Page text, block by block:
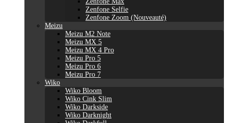
Zenfone Selfie
Zenfone Zoom (Nouveauté)
Meizu
Meizu M2 Note
Meizu MX 5
Meizu MX 4 Pro
Meizu Pro 5
Meizu Pro 6
Meizu Pro 7
Wiko
Wiko Bloom
Wiko Cink Slim
Wiko Darkside
Wiko Darknight